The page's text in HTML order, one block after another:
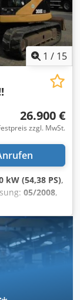
1 / 15
26.900 €
zzgl. MwSt.
kW (54,38 PS),
05/2008,
= Antrieb:
Zustand:
any
us. We
without